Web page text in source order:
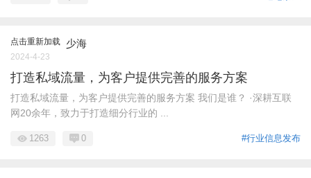
点击重新加载 少海
2024-4-23
打造私域流量，为客户提供完善的服务方案
打造私域流量，为客户提供完善的服务方案 我们是谁？ ·深耕互联
网20余年，致力于打造细分行业的 ...
#行业信息发布
1263 0